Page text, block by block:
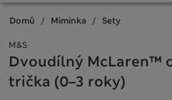
Domů Miminka Sety
M&S
Dvoudílný McLaren™
trička (0–3 roky)